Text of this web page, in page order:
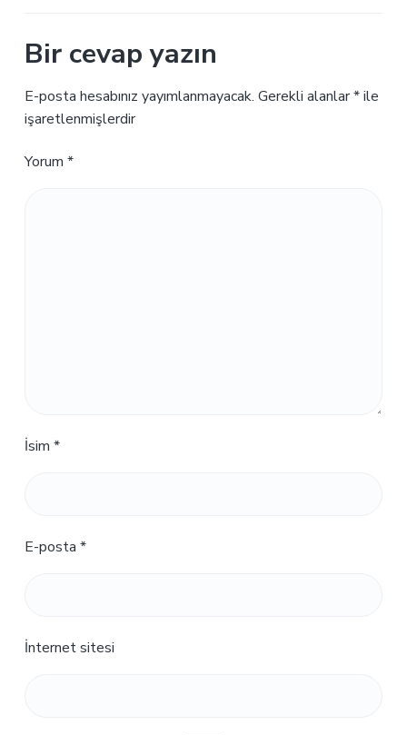
Bir cevap yazın
E-posta hesabınız yayımlanmayacak. Gerekli alanlar*ile
işaretlenmişlerdir
Yorum *
İsim *
E-posta *
İnternet sitesi